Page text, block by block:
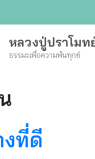
หลวงปู่ปราโมท
ธรรมะเพื่อความพ้นทุกข์
งที่ดี